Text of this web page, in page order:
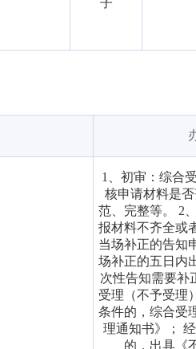
子
1、初审：综合
核申请材料是
范、完整等。 2
报材料不齐全或
当场补正的告知
场补正的五日内
次性告知需要补
受理（不予受理
条件的，综合受
理通知书》；
的，出具《